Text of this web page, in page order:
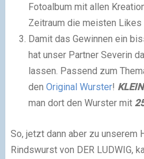
Fotoalbum mit allen
Zeitraum die meisten
Damit das Gewinnen ein
hat unser Partner Severin
lassen. Passend zum
den Original Wurster!
man dort den Wurster mit
So, jetzt dann aber zu unserem
Rindswurst von DER LUDWIG,